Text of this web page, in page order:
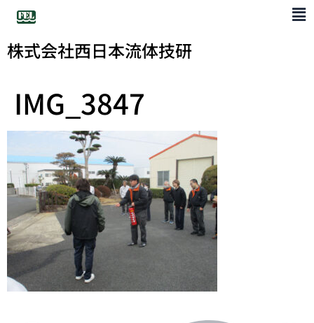
株式会社西日本流体技研
IMG_3847